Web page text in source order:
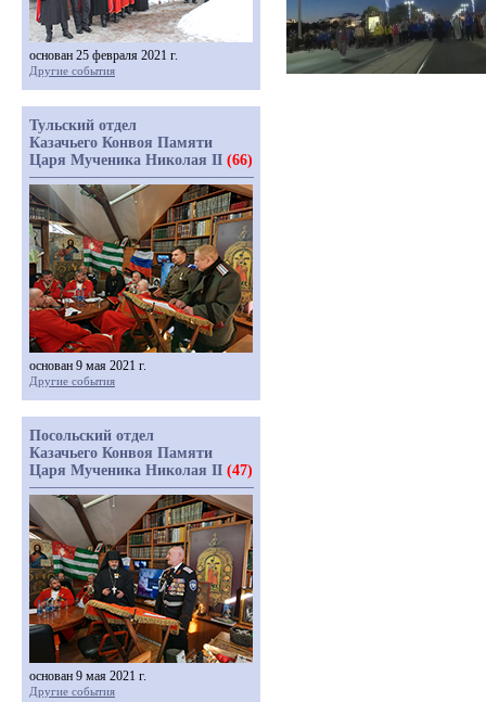
основан 25 февраля 2021 г.
Другие события
Тульский отдел
Казачьего Конвоя Памяти
Царя Мученика Николая II (66)
основан 9 мая 2021 г.
Другие события
Посольский отдел
Казачьего Конвоя Памяти
Царя Мученика Николая II (47)
основан 9 мая 2021 г.
Другие события